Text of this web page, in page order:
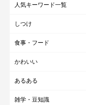
人気キーワード一覧
しつけ
食事・フード
かわいい
あるある
雑学・豆知識